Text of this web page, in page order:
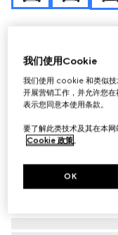
我们使用Cookie
我们使用 cookie 和类似技
开展营销工作，并允许您
表示您同意本使用条款。
要了解此类技术及其在本
Cookie 政策。
OK